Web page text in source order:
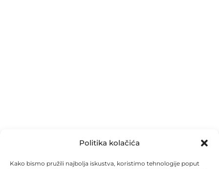
Politika kolačića
Kako bismo pružili najbolja iskustva, koristimo tehnologije poput